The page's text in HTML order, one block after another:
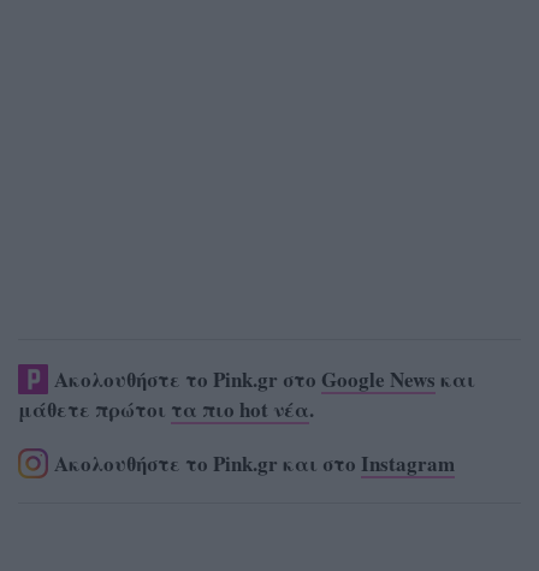
Ακολουθήστε το Pink.gr στο Google News και
μάθετε πρώτοι τα πιο hot νέα.
Ακολουθήστε το Pink.gr και στο Instagram